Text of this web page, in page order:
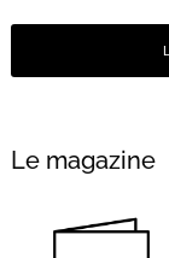
Le magazine